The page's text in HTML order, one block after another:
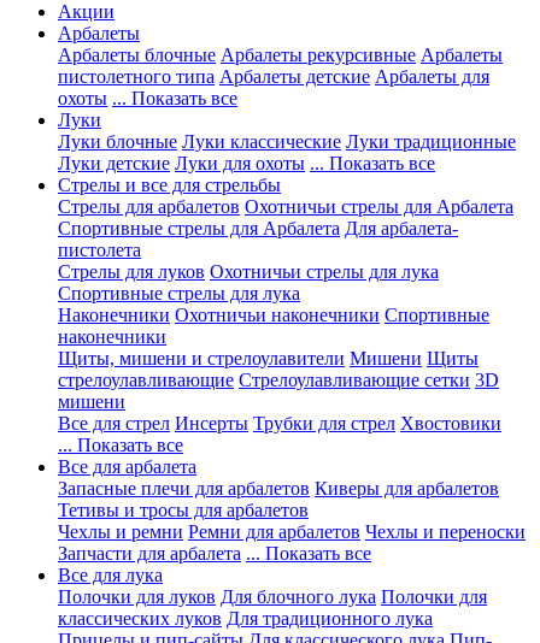
Акции
Арбалеты
Арбалеты блочные Арбалеты рекурсивные Арбалеты
пистолетного типа Арбалеты детские Арбалеты для
охоты ... Показать все
Луки
Луки блочные Луки классические Луки традиционные
Луки детские Луки для охоты ... Показать все
Стрелы и все для стрельбы
Стрелы для арбалетов Охотничьи стрелы для Арбалета
Спортивные стрелы для Арбалета Для арбалета-
пистолета
Стрелы для луков Охотничьи стрелы для лука
Спортивные стрелы для лука
Наконечники Охотничьи наконечники Спортивные
наконечники
Щиты, мишени и стрелоулавители Мишени Щиты
стрелоулавливающие Стрелоулавливающие сетки 3D
мишени
Все для стрел Инсерты Трубки для стрел Хвостовики
... Показать все
Все для арбалета
Запасные плечи для арбалетов Киверы для арбалетов
Тетивы и тросы для арбалетов
Чехлы и ремни Ремни для арбалетов Чехлы и переноски
Запчасти для арбалета ... Показать все
Все для лука
Полочки для луков Для блочного лука Полочки для
классических луков Для традиционного лука